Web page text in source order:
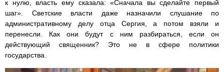
к нулю, власть ему сказала: «Сначала вы сделайте первый
шаг». Светские власти даже назначили слушание по
административному делу отца Сергия, а потом взяли и
перенесли. Как они будут с ним разбираться, если он
действующий священник? Это не в сфере политики
государства.